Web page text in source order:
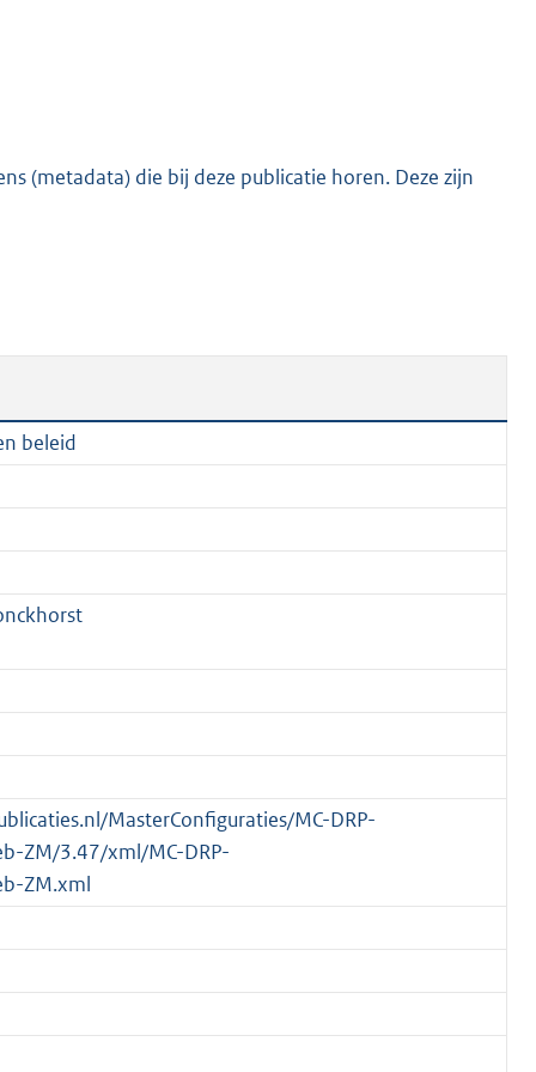
K
(metadata) die bij deze publicatie horen. Deze zijn
beleid
MasterConfiguraties/MC-DRP-
ZM/3.47/xml/MC-DRP-
ZM.xml